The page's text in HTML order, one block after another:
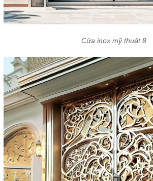
Cửa inox mỹ thuật 8